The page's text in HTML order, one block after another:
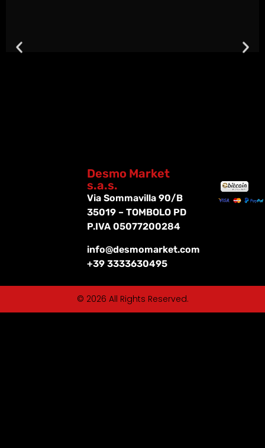
Desmo Market
s.a.s.
Via Sommavilla 90/B
35019 – TOMBOLO PD
P.IVA 05077200284
info@desmomarket.com
+39 3333630495
© 2026 All Rights Reserved.